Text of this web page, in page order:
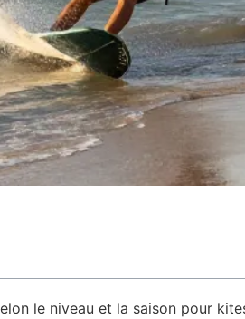
le niveau et la saison pour